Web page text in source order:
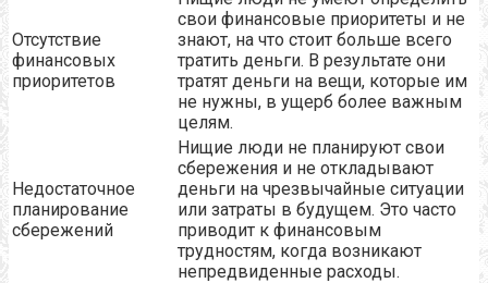
Отсутствие
финансовых
приоритетов
свои финансовые приоритеты и не
знают, на что стоит больше всего
тратить деньги. В результате они
тратят деньги на вещи, которые им
не нужны, в ущерб более важным
целям.
Недостаточное
планирование
сбережений
Нищие люди не планируют свои
сбережения и не откладывают
деньги на чрезвычайные ситуации
или затраты в будущем. Это часто
приводит к финансовым
трудностям, когда возникают
непредвиденные расходы.